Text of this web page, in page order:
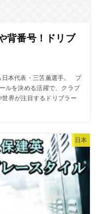
背番号！ドリブ
日本代表・三笘薫選手。 プ
ルを決める活躍で、クラブ
界が注目するドリブラー
日本